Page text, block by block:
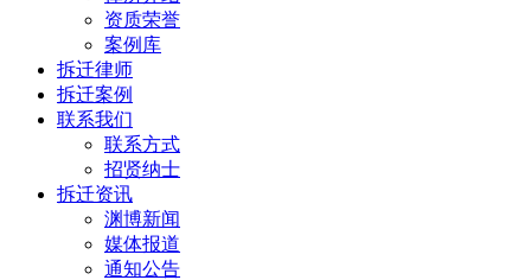
资质荣誉
案例库
拆迁律师
拆迁案例
联系我们
联系方式
招贤纳士
拆迁资讯
渊博新闻
媒体报道
通知公告